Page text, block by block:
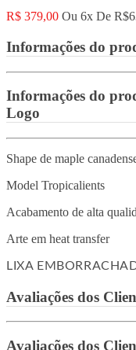
R$ 379,00 Ou 6x De
Informações do
Informações do
Logo
Shape de maple
Model Tropicalients
Acabamento de alta
Arte em heat transfer
LIXA
Avaliações dos
Avaliações dos